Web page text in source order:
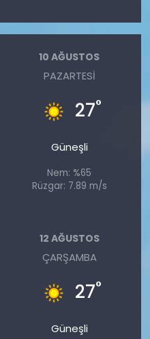
10 AĞUSTOS
PAZARTESI
27°
Güneşli
Nem: %65
Rüzgar: 7.89 m/s
12 AĞUSTOS
ÇARŞAMBA
27°
Güneşli